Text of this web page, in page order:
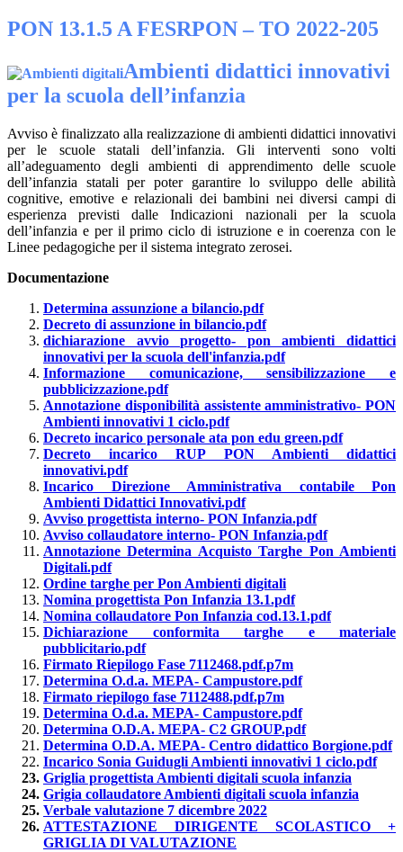
PON 13.1.5 A FESRPON – TO 2022-205
Ambienti didattici innovativi
per la scuola dell’infanzia
Avviso è finalizzato alla realizzazione di ambienti didattici innovativi
per le scuole statali dell’infanzia. Gli interventi sono volti
all’adeguamento degli ambienti di apprendimento delle scuole
dell’infanzia statali per poter garantire lo sviluppo delle abilità
cognitive, emotive e relazionali dei bambini nei diversi campi di
esperienza previsti dalle Indicazioni nazionali per la scuola
dell’infanzia e per il primo ciclo di istruzione e in coerenza con le
Linee pedagogiche per il sistema integrato zerosei.
Documentazione
Determina assunzione a bilancio.pdf
Decreto di assunzione in bilancio.pdf
dichiarazione avvio progetto- pon ambienti didattici
innovativi per la scuola dell'infanzia.pdf
Informazione comunicazione, sensibilizzazione e
pubblicizzazione.pdf
Annotazione disponibilità assistente amministrativo- PON
Ambienti innovativi 1 ciclo.pdf
Decreto incarico personale ata pon edu green.pdf
Decreto incarico RUP PON Ambienti didattici
innovativi.pdf
Incarico Direzione Amministrativa contabile Pon
Ambienti Didattici Innovativi.pdf
Avviso progettista interno- PON Infanzia.pdf
Avviso collaudatore interno- PON Infanzia.pdf
Annotazione Determina Acquisto Targhe Pon Ambienti
Digitali.pdf
Ordine targhe per Pon Ambienti digitali
Nomina progettista Pon Infanzia 13.1.pdf
Nomina collaudatore Pon Infanzia cod.13.1.pdf
Dichiarazione conformita targhe e materiale
pubblicitario.pdf
Firmato Riepilogo Fase 7112468.pdf.p7m
Determina O.d.a. MEPA- Campustore.pdf
Firmato riepilogo fase 7112488.pdf.p7m
Determina O.d.a. MEPA- Campustore.pdf
Determina O.D.A. MEPA- C2 GROUP.pdf
Determina O.D.A. MEPA- Centro didattico Borgione.pdf
Incarico Sonia Guidugli Ambienti innovativi 1 ciclo.pdf
Griglia progettista Ambienti digitali scuola infanzia
Grigia collaudatore Ambienti digitali scuola infanzia
Verbale valutazione 7 dicembre 2022
ATTESTAZIONE DIRIGENTE SCOLASTICO +
GRIGLIA DI VALUTAZIONE